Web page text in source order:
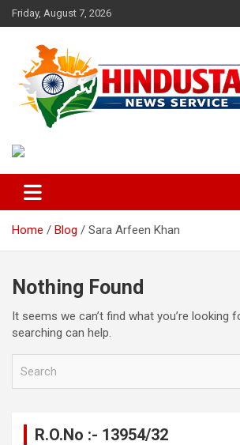
Skip
to
Friday, August 7, 2026
Hindustan News
Home Blog Sara Arfeen Khan
Nothing Found
It seems we can’t find what you’re looking
searching can help.
R.O.No :- 13954/32